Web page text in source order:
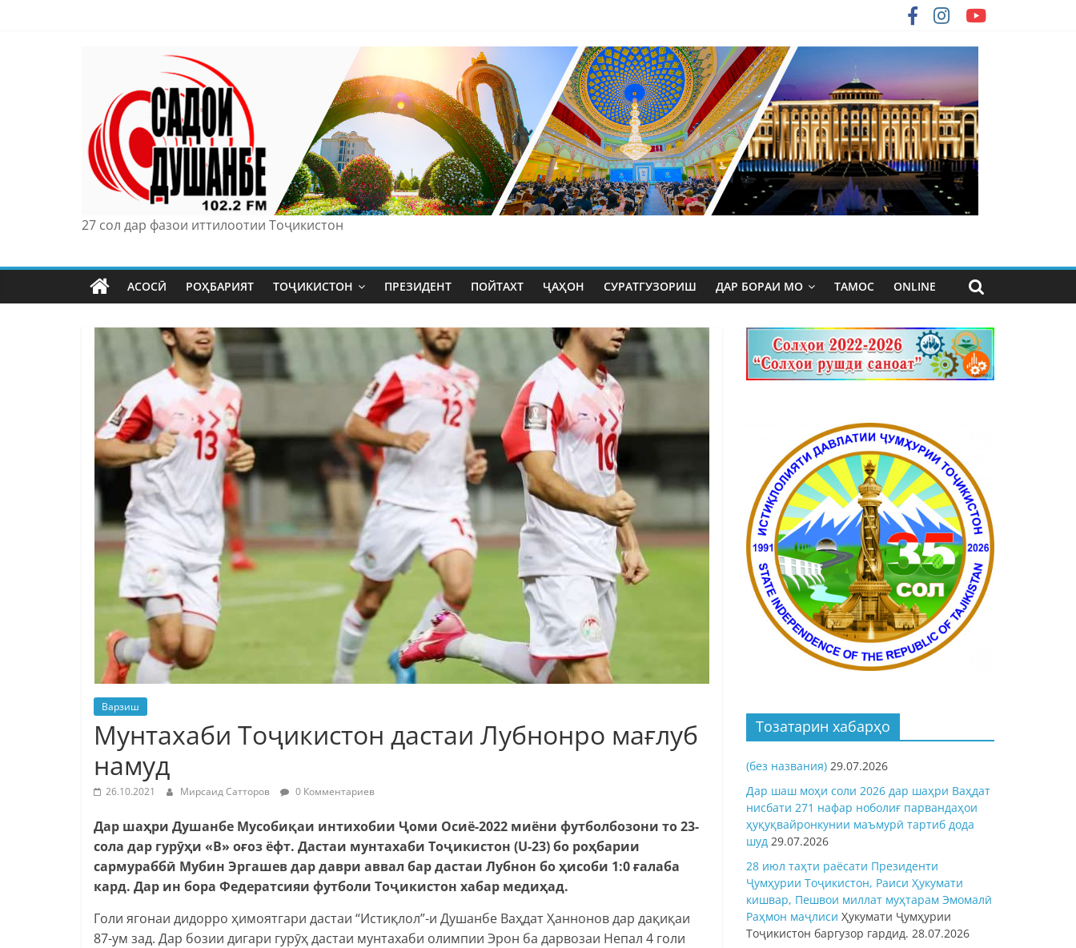
27 сол дар фазои иттилоотии Тоҷикистон
АСОСӢ РОҲБАРИЯТ ТОҶИКИСТОН ПРЕЗИДЕНТ ПОЙТАХТ ҶАҲОН СУРАТГУЗОРИШ ДАР БОРАИ МО ТАМОС ONLINE
Варзиш
Мунтахаби Тоҷикистон дастаи Лубнонро мағлуб
намуд
26.10.2021 Мирсаид Сатторов 0 Комментариев
Дар шаҳри Душанбе Мусобиқаи интихобии Ҷоми Осиё-2022 миёни футболбозони то 23-
сола дар гурӯҳи «В» оғоз ёфт. Дастаи мунтахаби Тоҷикистон (U-23) бо роҳбарии
сармураббӣ Мубин Эргашев дар даври аввал бар дастаи Лубнон бо ҳисоби 1:0 ғалаба
кард. Дар ин бора Федератсияи футболи Тоҷикистон хабар медиҳад.
Голи ягонаи дидорро ҳимоятгари дастаи “Истиқлол”-и Душанбе Ваҳдат Ҳаннонов дар дақиқаи
87-ум зад. Дар бозии дигари гурӯҳ дастаи мунтахаби олимпии Эрон ба дарвозаи Непал 4 голи
Тозатарин хабарҳо
(без названия) 29.07.2026
Дар шаш моҳи соли 2026 дар шаҳри Ваҳдат
нисбати 271 нафар ноболиғ парвандаҳои
ҳуқуқвайронкунии маъмурӣ тартиб дода
шуд 29.07.2026
28 июл таҳти раёсати Президенти
Ҷумҳурии Тоҷикистон, Раиси Ҳукумати
кишвар, Пешвои миллат муҳтарам Эмомалӣ
Раҳмон маҷлиси Ҳукумати Ҷумҳурии
Тоҷикистон баргузор гардид. 28.07.2026